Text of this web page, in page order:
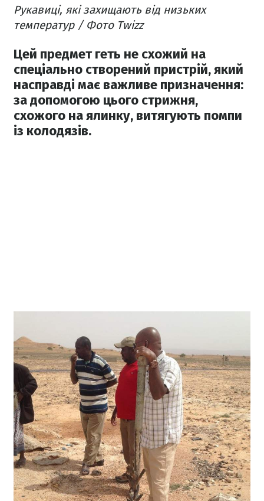
Рукавиці, які захищають від низьких
температур / Фото Twizz
Цей предмет геть не схожий на
спеціально створений пристрій, який
насправді має важливе призначення:
за допомогою цього стрижня,
схожого на ялинку, витягують помпи
із колодязів.